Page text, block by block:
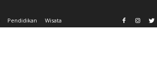
Pendidikan Wisata